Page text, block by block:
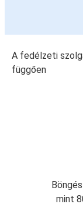
A fedélzeti
függően
mint